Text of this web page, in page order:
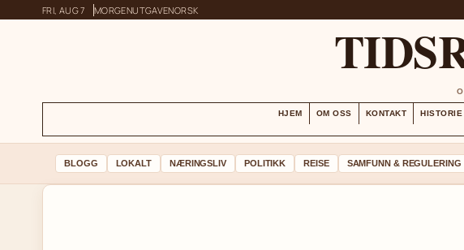
FRI, AUG 7 MORGENUTGAVENORSK
HJEM OM OSS KONTAKT HISTORIE
BLOGG LOKALT NÆRINGSLIV POLITIKK REISE SAMFUNN & REGULERING